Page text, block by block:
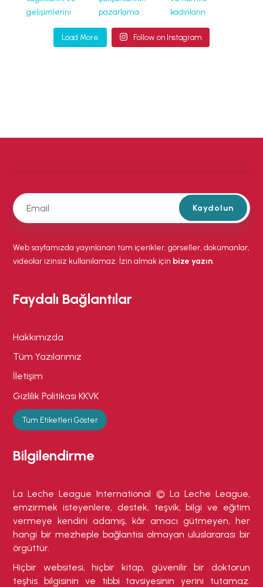
Load More Follow on Instagram
Kaydolun
Web sayfamızda yayınlanan tüm içerikler, görseller, dokümanlar,
videolar izinsiz kullanılamaz. İzin almak için bize yazın.
Faydalı Bağlantılar
Hakkımızda
Tüm Yazılarımız
İletişim
Gizlilik Politikası KKVK
Tüm Etiketleri Göster
Bilgilendirme
La Leche League International © La Leche League,
emzirmek isteyenlere, destek, teşvik, bilgi ve eğitim
vermeye kendini adamış, kâr amacı gütmeyen, her
hangi bir mezheple bağlantısı olmayan uluslararası bir
örgüttür.
Hiçbir websitesi, hiçbir kitap, güvenilir bir doktorun
teşhis bilgisinin ve tıbbi tavsiyesinin yerini tutamaz.